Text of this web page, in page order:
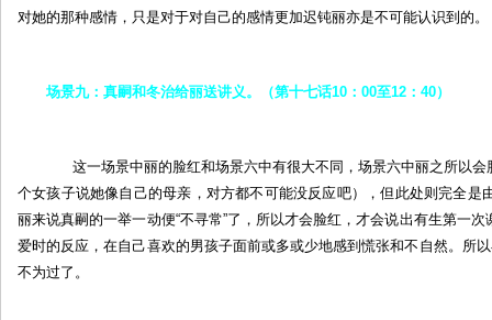
对她的那种感情，只是对于对自己的感情更加迟钝丽亦是不可能认识到的。
场景九：真嗣和冬治给丽送讲义。（第十七话10：00至12：40）
这一场景中丽的脸红和场景六中有很大不同，场景六中丽之所以会
个女孩子说她像自己的母亲，对方都不可能没反应吧），但此处则完全是
丽来说真嗣的一举一动便“不寻常”了，所以才会脸红，才会说出有生第一
爱时的反应，在自己喜欢的男孩子面前或多或少地感到慌张和不自然。所
不为过了。